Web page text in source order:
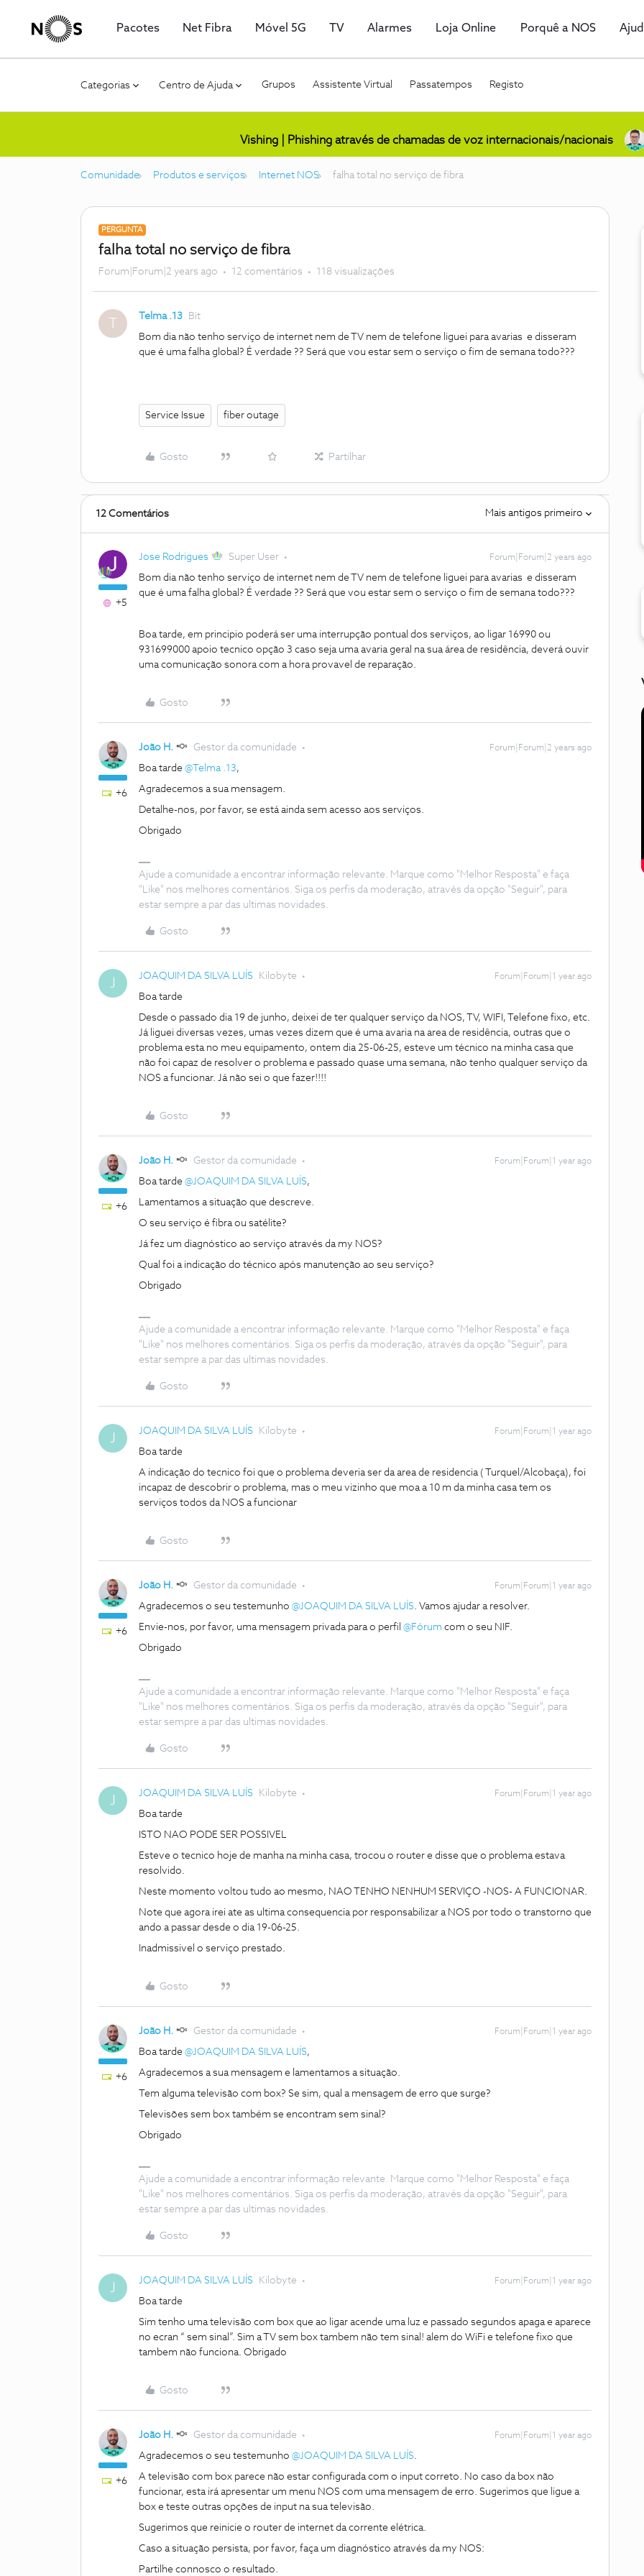
Pacotes Net Fibra Móvel 5G TV Alarmes Loja Online Porquê a NOS
Categorias Centro de Ajuda Grupos Assistente Virtual Passatempos Registo
Vishing | Phishing através de chamadas de voz internacionais/nacionais
Comunidade Produtos e serviços Internet NOS falha total no serviço de fibra
PERGUNTA
falha total no serviço de fibra
Forum|Forum|2 years ago 12 comentários 118 visualizações
Telma .13 Bit
Bom dia não tenho serviço de internet nem de TV nem de telefone liguei para avarias e disseram
que é uma falha global? É verdade ?? Será que vou estar sem o serviço o fim de semana todo???
Service Issue fiber outage
Gosto Partilhar
12 Comentários Mais antigos primeiro
+5
Jose Rodrigues Super User Forum|Forum|2 years ago
Bom dia não tenho serviço de internet nem de TV nem de telefone liguei para avarias e disseram
que é uma falha global? É verdade ?? Será que vou estar sem o serviço o fim de semana todo???
Boa tarde, em principio poderá ser uma interrupção pontual dos serviços, ao ligar 16990 ou
931699000 apoio tecnico opção 3 caso seja uma avaria geral na sua área de residência, deverá ouvir
uma comunicação sonora com a hora provavel de reparação.
Gosto
+6
João H. Gestor da comunidade Forum|Forum|2 years ago
Boa tarde @Telma .13,
Agradecemos a sua mensagem.
Detalhe-nos, por favor, se está ainda sem acesso aos serviços.
Obrigado
Ajude a comunidade a encontrar informação relevante. Marque como "Melhor Resposta" e faça
"Like" nos melhores comentários. Siga os perfis da moderação, através da opção "Seguir", para
estar sempre a par das ultimas novidades.
Gosto
J JOAQUIM DA SILVA LUÍS Kilobyte Forum|Forum|1 year ago
Boa tarde
Desde o passado dia 19 de junho, deixei de ter qualquer serviço da NOS, TV, WIFI, Telefone fixo, etc.
Já liguei diversas vezes, umas vezes dizem que é uma avaria na area de residência, outras que o
problema esta no meu equipamento, ontem dia 25-06-25, esteve um técnico na minha casa que
não foi capaz de resolver o problema e passado quase uma semana, não tenho qualquer serviço da
NOS a funcionar. Já não sei o que fazer!!!!
Gosto
+6
João H. Gestor da comunidade Forum|Forum|1 year ago
Boa tarde ​ @JOAQUIM DA SILVA LUÍS,
Lamentamos a situação que descreve.
O seu serviço é fibra ou satélite?
Já fez um diagnóstico ao serviço através da my NOS?
Qual foi a indicação do técnico após manutenção ao seu serviço?
Obrigado
Ajude a comunidade a encontrar informação relevante. Marque como "Melhor Resposta" e faça
"Like" nos melhores comentários. Siga os perfis da moderação, através da opção "Seguir", para
estar sempre a par das ultimas novidades.
Gosto
J JOAQUIM DA SILVA LUÍS Kilobyte Forum|Forum|1 year ago
Boa tarde
A indicação do tecnico foi que o problema deveria ser da area de residencia ( Turquel/Alcobaça), foi
incapaz de descobrir o problema, mas o meu vizinho que moa a 10 m da minha casa tem os
serviços todos da NOS a funcionar
Gosto
+6
João H. Gestor da comunidade Forum|Forum|1 year ago
Agradecemos o seu testemunho ​ @JOAQUIM DA SILVA LUÍS. Vamos ajudar a resolver.
Envie-nos, por favor, uma mensagem privada para o perfil ​ @Fórum com o seu NIF.
Obrigado
Ajude a comunidade a encontrar informação relevante. Marque como "Melhor Resposta" e faça
"Like" nos melhores comentários. Siga os perfis da moderação, através da opção "Seguir", para
estar sempre a par das ultimas novidades.
Gosto
J JOAQUIM DA SILVA LUÍS Kilobyte Forum|Forum|1 year ago
Boa tarde
ISTO NAO PODE SER POSSIVEL
Esteve o tecnico hoje de manha na minha casa, trocou o router e disse que o problema estava
resolvido.
Neste momento voltou tudo ao mesmo, NAO TENHO NENHUM SERVIÇO -NOS- A FUNCIONAR.
Note que agora irei ate as ultima consequencia por responsabilizar a NOS por todo o transtorno que
ando a passar desde o dia 19-06-25.
Inadmissivel o serviço prestado.
Gosto
+6
João H. Gestor da comunidade Forum|Forum|1 year ago
Boa tarde ​ @JOAQUIM DA SILVA LUÍS,
Agradecemos a sua mensagem e lamentamos a situação.
Tem alguma televisão com box? Se sim, qual a mensagem de erro que surge?
Televisões sem box também se encontram sem sinal?
Obrigado
Ajude a comunidade a encontrar informação relevante. Marque como "Melhor Resposta" e faça
"Like" nos melhores comentários. Siga os perfis da moderação, através da opção "Seguir", para
estar sempre a par das ultimas novidades.
Gosto
J JOAQUIM DA SILVA LUÍS Kilobyte Forum|Forum|1 year ago
Boa tarde
Sim tenho uma televisão com box que ao ligar acende uma luz e passado segundos apaga e aparece
no ecran “ sem sinal”. Sim a TV sem box tambem não tem sinal! alem do WiFi e telefone fixo que
tambem não funciona. Obrigado
Gosto
+6
João H. Gestor da comunidade Forum|Forum|1 year ago
Agradecemos o seu testemunho ​ @JOAQUIM DA SILVA LUÍS.
A televisão com box parece não estar configurada com o input correto. No caso da box não
funcionar, esta irá apresentar um menu NOS com uma mensagem de erro. Sugerimos que ligue a
box e teste outras opções de input na sua televisão.
Sugerimos que reinicie o router de internet da corrente elétrica.
Caso a situação persista, por favor, faça um diagnóstico através da my NOS:
Partilhe connosco o resultado.